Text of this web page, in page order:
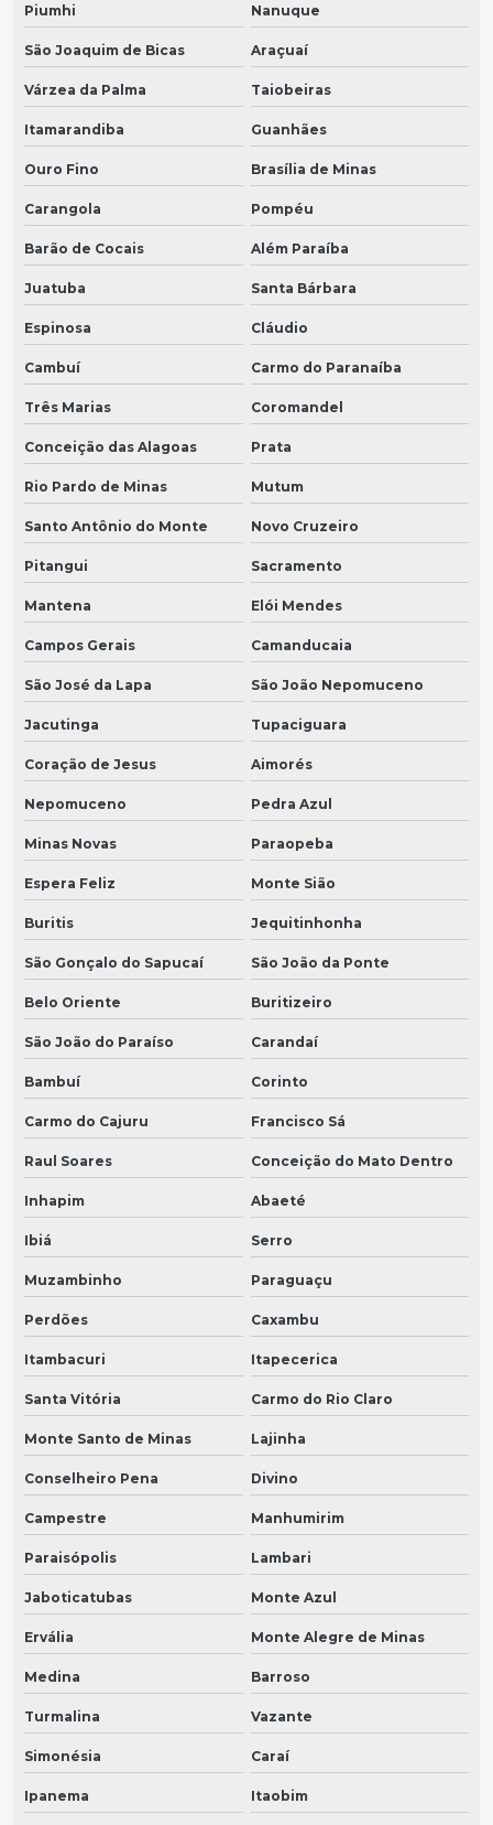
Piumhi Nanuque
São Joaquim de Bicas Araçuaí
Várzea da Palma Taiobeiras
Itamarandiba Guanhães
Ouro Fino Brasília de Minas
Carangola Pompéu
Barão de Cocais Além Paraíba
Juatuba Santa Bárbara
Espinosa Cláudio
Cambuí Carmo do Paranaíba
Três Marias Coromandel
Conceição das Alagoas Prata
Rio Pardo de Minas Mutum
Santo Antônio do Monte Novo Cruzeiro
Pitangui Sacramento
Mantena Elói Mendes
Campos Gerais Camanducaia
São José da Lapa São João Nepomuceno
Jacutinga Tupaciguara
Coração de Jesus Aimorés
Nepomuceno Pedra Azul
Minas Novas Paraopeba
Espera Feliz Monte Sião
Buritis Jequitinhonha
São Gonçalo do Sapucaí São João da Ponte
Belo Oriente Buritizeiro
São João do Paraíso Carandaí
Bambuí Corinto
Carmo do Cajuru Francisco Sá
Raul Soares Conceição do Mato Dentro
Inhapim Abaeté
Ibiá Serro
Muzambinho Paraguaçu
Perdões Caxambu
Itambacuri Itapecerica
Santa Vitória Carmo do Rio Claro
Monte Santo de Minas Lajinha
Conselheiro Pena Divino
Campestre Manhumirim
Paraisópolis Lambari
Jaboticatubas Monte Azul
Ervália Monte Alegre de Minas
Medina Barroso
Turmalina Vazante
Simonésia Caraí
Ipanema Itaobim